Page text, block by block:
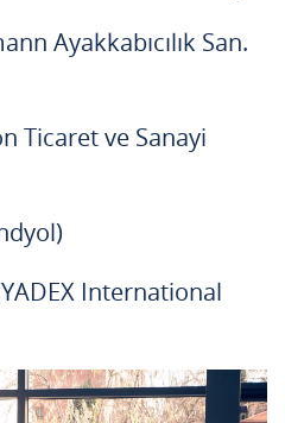
Ayakkabıcılık San.
Ticaret ve Sanayi
International